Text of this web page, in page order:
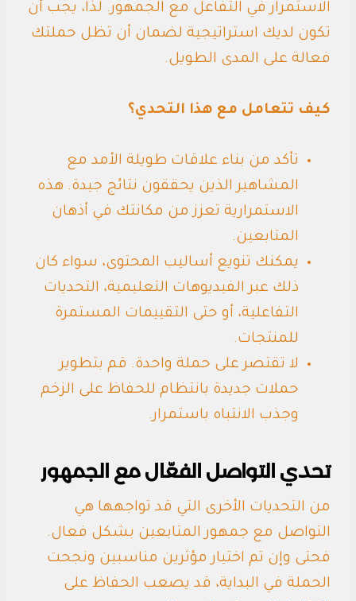
الاستمرار في التفاعل مع الجمهور. لذا، يجب أن
تكون لديك استراتيجية لضمان أن تظل حملتك
فعالة على المدى الطويل.
كيف تتعامل مع هذا التحدي؟
تأكد من بناء علاقات طويلة الأمد مع
المشاهير الذين يحققون نتائج جيدة. هذه
الاستمرارية تعزز من مكانتك في أذهان
المتابعين.
يمكنك تنويع أساليب المحتوى، سواء كان
ذلك عبر الفيديوهات التعليمية، التحديات
التفاعلية، أو حتى التقييمات المستمرة
للمنتجات.
لا تقتصر على حملة واحدة. قم بتطوير
حملات جديدة بانتظام للحفاظ على الزخم
وجذب الانتباه باستمرار.
تحدي التواصل الفعّال مع الجمهور
من التحديات الأخرى التي قد تواجهها هي
التواصل مع جمهور المتابعين بشكل فعال.
فحتى وإن تم اختيار مؤثرين مناسبين ونجحت
الحملة في البداية، قد يصعب الحفاظ على